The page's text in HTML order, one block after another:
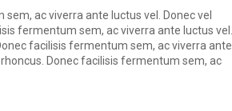
ac viverra ante luctus vel. Donec vel
fermentum sem, ac viverra ante luctus vel.
facilisis fermentum sem, ac viverra ante
Donec facilisis fermentum sem, ac